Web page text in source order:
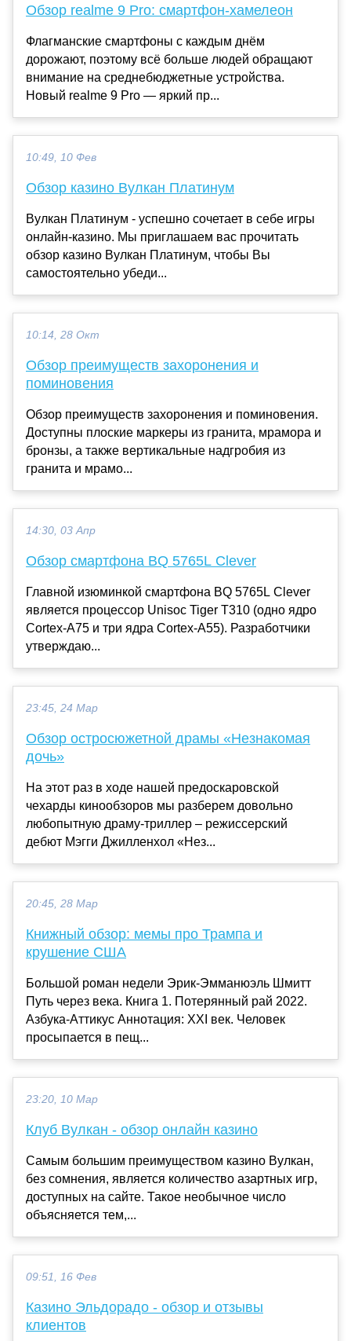
Обзор realme 9 Pro: смартфон-хамелеон
Флагманские смартфоны с каждым днём
дорожают, поэтому всё больше людей обращают
внимание на среднебюджетные устройства.
Новый realme 9 Pro — яркий пр...
10:49, 10 Фев
Обзор казино Вулкан Платинум
Вулкан Платинум - успешно сочетает в себе игры
онлайн-казино. Мы приглашаем вас прочитать
обзор казино Вулкан Платинум, чтобы Вы
самостоятельно убеди...
10:14, 28 Окт
Обзор преимуществ захоронения и
поминовения
Обзор преимуществ захоронения и поминовения.
Доступны плоские маркеры из гранита, мрамора и
бронзы, а также вертикальные надгробия из
гранита и мрамо...
14:30, 03 Апр
Обзор смартфона BQ 5765L Clever
Главной изюминкой смартфона BQ 5765L Clever
является процессор Unisoc Tiger T310 (одно ядро
Cortex-A75 и три ядра Cortex-A55). Разработчики
утверждаю...
23:45, 24 Мар
Обзор остросюжетной драмы «Незнакомая
дочь»
На этот раз в ходе нашей предоскаровской
чехарды кинообзоров мы разберем довольно
любопытную драму-триллер – режиссерский
дебют Мэгги Джилленхол «Нез...
20:45, 28 Мар
Книжный обзор: мемы про Трампа и
крушение США
Большой роман недели Эрик-Эмманюэль Шмитт
Путь через века. Книга 1. Потерянный рай 2022.
Азбука-Аттикус Аннотация: XXI век. Человек
просыпается в пещ...
23:20, 10 Мар
Клуб Вулкан - обзор онлайн казино
Самым большим преимуществом казино Вулкан,
без сомнения, является количество азартных игр,
доступных на сайте. Такое необычное число
объясняется тем,...
09:51, 16 Фев
Казино Эльдорадо - обзор и отзывы
клиентов